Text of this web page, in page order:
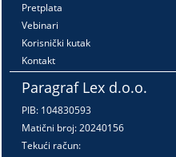
Pretplata
Vebinari
Korisnički kutak
Kontakt
Paragraf Lex d.o.o.
PIB: 104830593
Matični broj: 20240156
Tekući račun: